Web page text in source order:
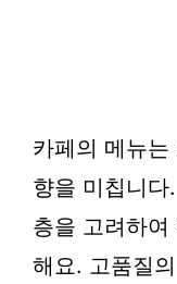
카페의 메뉴는
향을 미칩니
층을 고려하
해요. 고품질